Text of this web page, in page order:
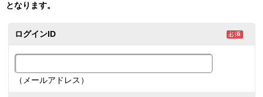
となります。
ログインID
（メールアドレス）